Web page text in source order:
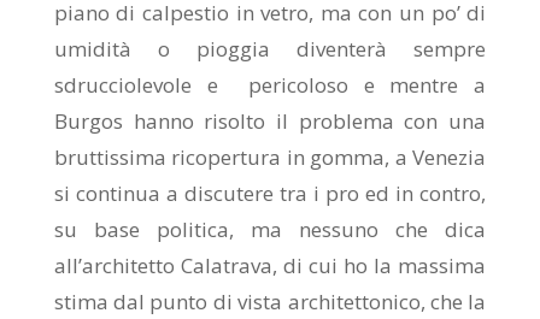
piano di calpestio in vetro, ma con un po’ di
umidità o pioggia diventerà sempre
sdrucciolevole e pericoloso e mentre a
Burgos hanno risolto il problema con una
bruttissima ricopertura in gomma, a Venezia
si continua a discutere tra i pro ed in contro,
su base politica, ma nessuno che dica
all’architetto Calatrava, di cui ho la massima
stima dal punto di vista architettonico, che la